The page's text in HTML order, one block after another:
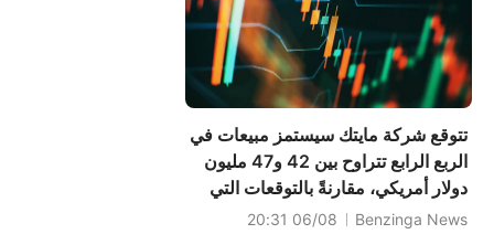
الإغلاق؛ وإيران تقول
إن مضيق هرمز لن
يُفتح فورًا
تتوقع شركة مايتك سيستمز مبيعات في
الربع الرابع تتراوح بين 42 و47 مليون
دولار أمريكي، مقارنةً بالتوقعات التي
بلغت 44.584 مليون دولار أمريكي.
Benzinga News
06/08 20:31